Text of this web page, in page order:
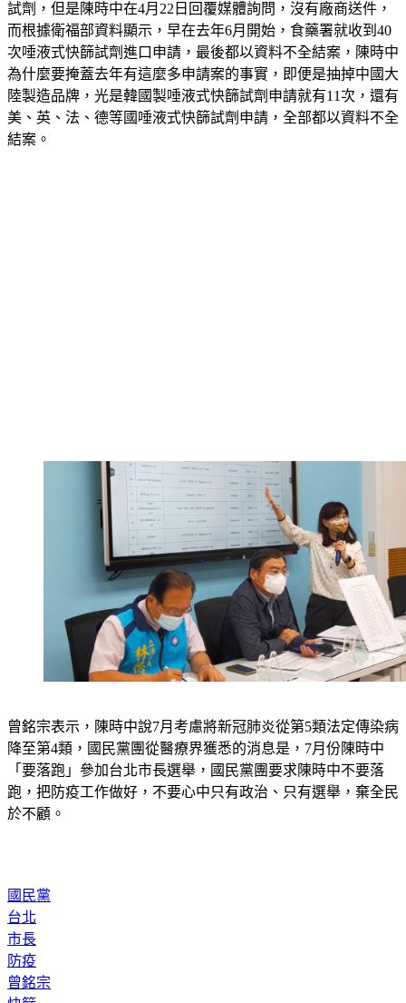
試劑，但是陳時中在4月22日回覆媒體詢問，沒有廠商送件，
而根據衛福部資料顯示，早在去年6月開始，食藥署就收到40
次唾液式快篩試劑進口申請，最後都以資料不全結案，陳時中
為什麼要掩蓋去年有這麼多申請案的事實，即便是抽掉中國大
陸製造品牌，光是韓國製唾液式快篩試劑申請就有11次，還有
美、英、法、德等國唾液式快篩試劑申請，全部都以資料不全
結案。
曾銘宗表示，陳時中說7月考慮將新冠肺炎從第5類法定傳染病
降至第4類，國民黨團從醫療界獲悉的消息是，7月份陳時中
「要落跑」參加台北市長選舉，國民黨團要求陳時中不要落
跑，把防疫工作做好，不要心中只有政治、只有選舉，棄全民
於不顧。
國民黨
台北
市長
防疫
曾銘宗